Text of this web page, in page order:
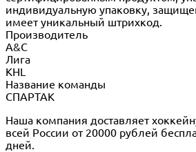
индивидуальную упаковку,
имеет уникальный штрихкод.
Производитель
A&C
Лига
KHL
Название команды
СПАРТАК
Наша компания доставляет
всей России от 20000 рублей
дней.